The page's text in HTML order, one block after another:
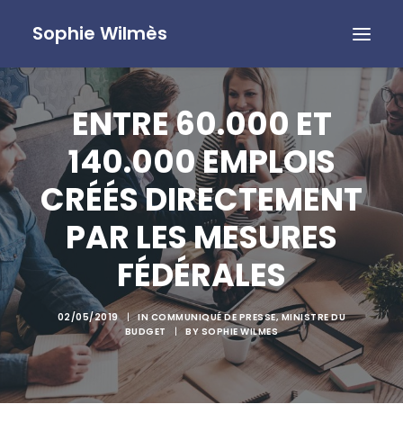
Sophie Wilmès
ENTRE 60.000 ET
140.000 EMPLOIS
CRÉÉS DIRECTEMENT
PAR LES MESURES
FÉDÉRALES
02/05/2019 | INCOMMUNIQUÉ DE PRESSE,MINISTRE DU
BUDGET
| BY SOPHIE WILMES